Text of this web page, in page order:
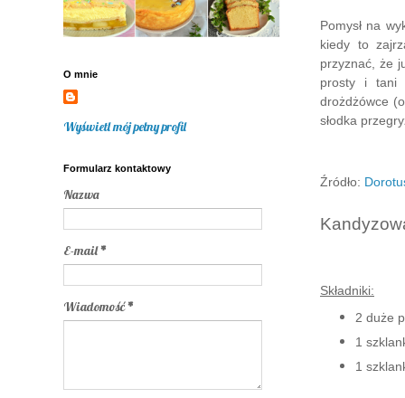
Pomysł na
kiedy to
przyznać, że
prosty i tani
drożdżówce
słodka
Źródło:
Składniki:
2 duże
1
1
O mnie
Wyświetl mój pełny profil
Formularz kontaktowy
Nazwa
E-mail*
Wiadomość*